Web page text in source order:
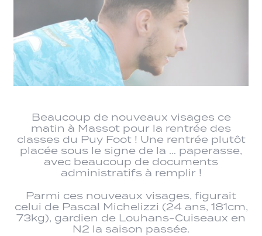
Beaucoup de nouveaux visages ce
matin à Massot pour la rentrée des
classes du Puy Foot ! Une rentrée plutôt
placée sous le signe de la … paperasse,
avec beaucoup de documents
administratifs à remplir !
Parmi ces nouveaux visages, figurait
celui de Pascal Michelizzi (24 ans, 181cm,
73kg), gardien de Louhans-Cuiseaux en
N2 la saison passée.